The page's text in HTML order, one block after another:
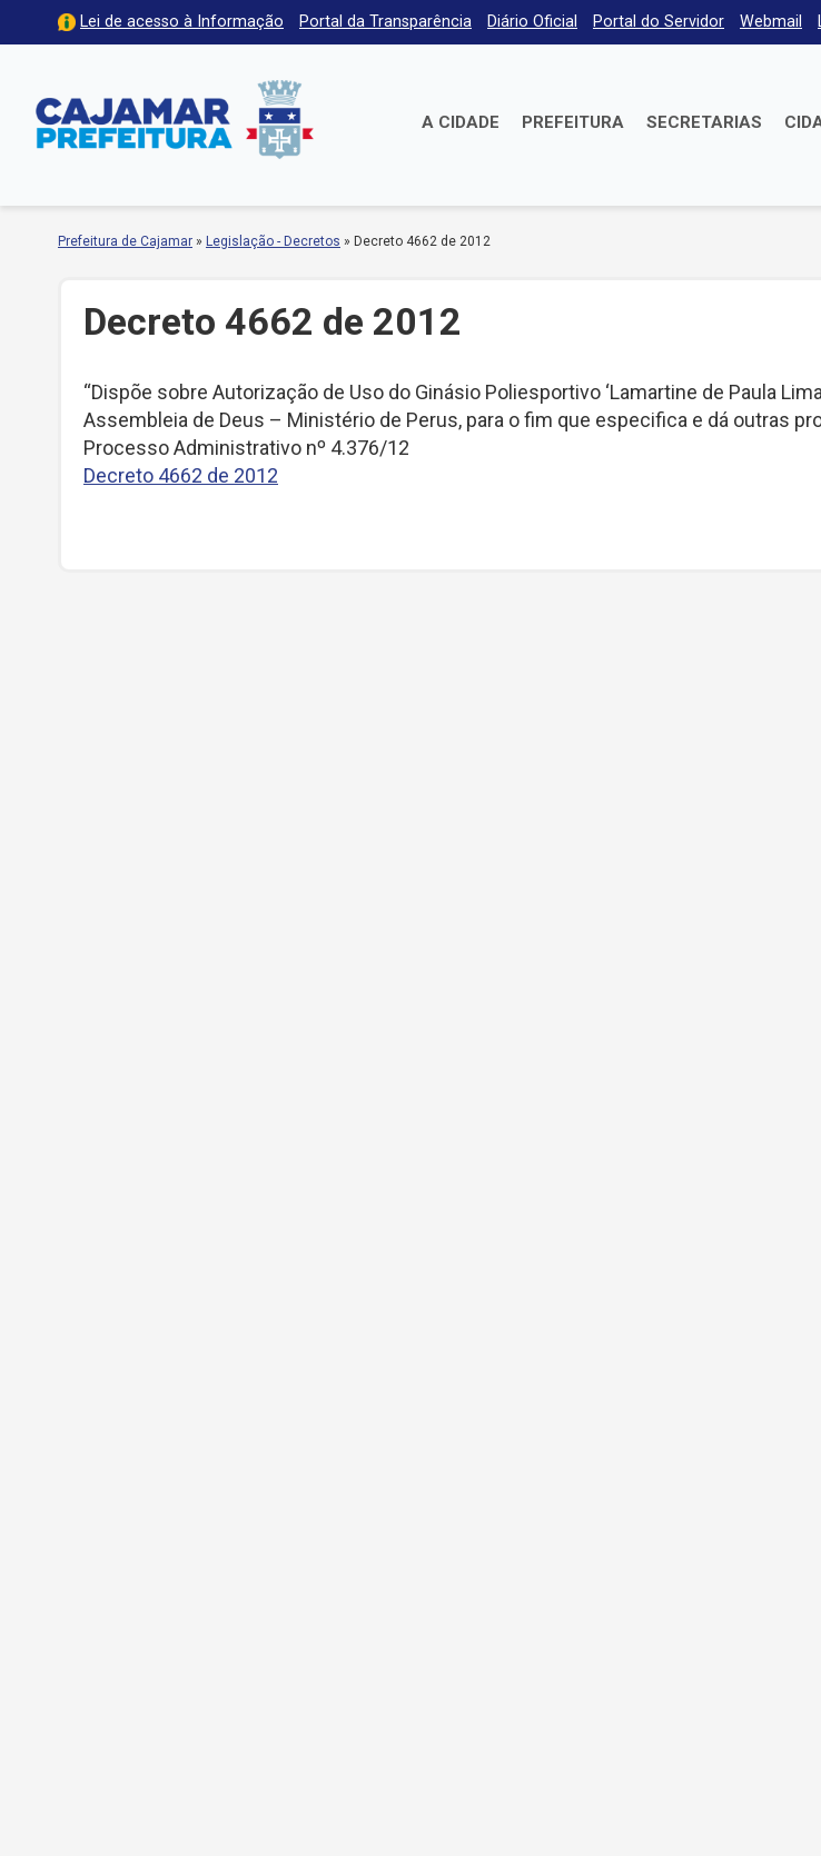
Lei de acesso à Informação Portal da Transparência Diário Oficial Portal do Servidor Webmail
A CIDADE PREFEITURA SECRETARIAS
Prefeitura de Cajamar » Legislação - Decretos » Decreto 4662 de 2012
Decreto 4662 de 2012
“Dispõe sobre Autorização de Uso do Ginásio Poliesportivo ‘Lamartine de Paula
Assembleia de Deus – Ministério de Perus, para o fim que especifica e dá outras
Processo Administrativo nº 4.376/12
Decreto 4662 de 2012